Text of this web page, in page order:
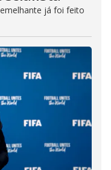
já foi feito